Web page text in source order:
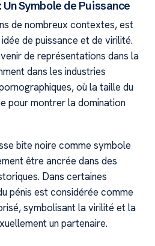
Symbole de Puissance
de nombreux contextes, est
de puissance et de virilité.
de représentations dans la
dans les industries
où la taille du
pour montrer la domination
bite noire comme symbole
être ancrée dans des
Dans certaines
pénis est considérée comme
symbolisant la virilité et la
un partenaire.